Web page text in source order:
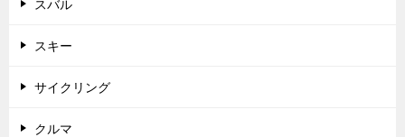
スバル
スキー
サイクリング
クルマ